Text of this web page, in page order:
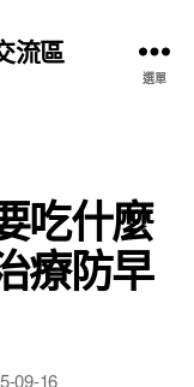
流區
選單
吃什麼
療防早
09-16